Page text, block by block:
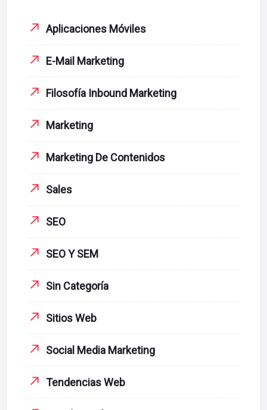
Aplicaciones Móviles
E-Mail Marketing
Filosofía Inbound Marketing
Marketing
Marketing De Contenidos
Sales
SEO
SEO Y SEM
Sin Categoría
Sitios Web
Social Media Marketing
Tendencias Web